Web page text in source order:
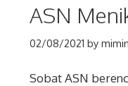
ASN
02/08/2021 by mimin
Sobat ASN